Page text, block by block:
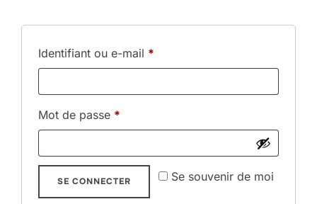
Identifiant ou e-mail *
Mot de passe *
Se souvenir de moi
SE CONNECTER